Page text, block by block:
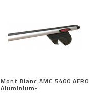
Mont Blanc AMC 5400 AERO
Aluminium-